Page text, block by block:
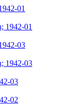
01
1942-01
03
1942-03
03
02